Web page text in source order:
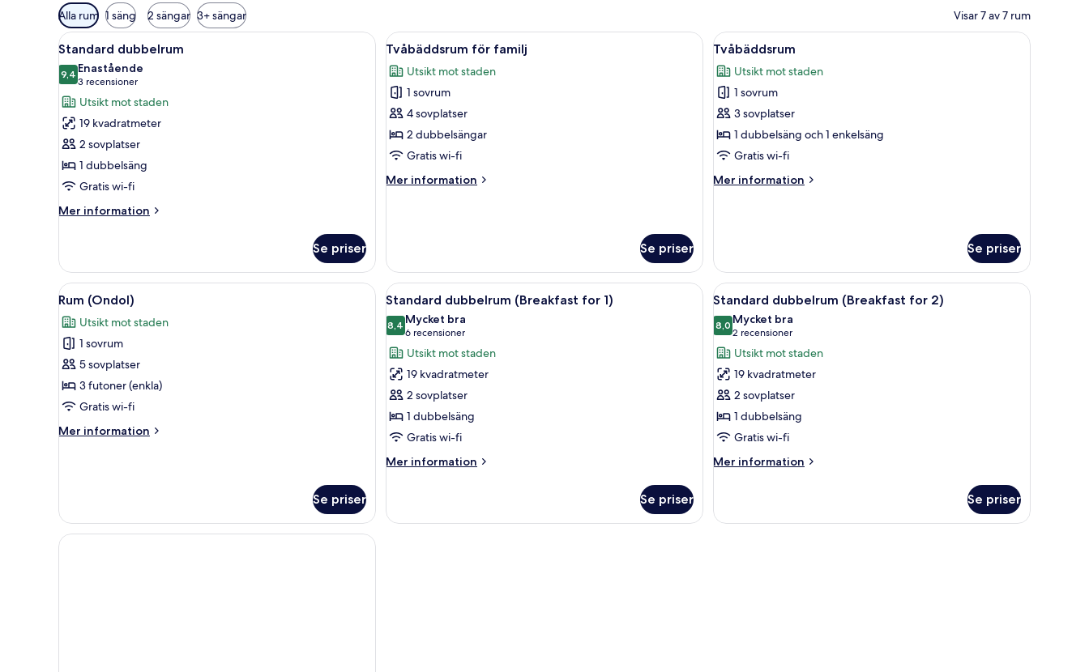
Tillgängliga
filter
för
rum
Alla rum 1 säng 2 sängar 3+ sängar Visar 7 av 7 rum
Öppna
alla
foton
för
Standard
dubbelrum
Ett hotellrum med en stor säng, ett nattduksbord med en lampa, en klädstång och en spegel.
4
Standard dubbelrum
9,49,4 av 10
Enastående
3 recensioner
(3 recensioner)
Utsikt mot staden
19 kvadratmeter
2 sovplatser
1 dubbelsäng
Gratis wi-fi
Mer information
Mer
dubbelrum
Se priser
Öppna
alla
foton
för
Tvåbäddsrum
för
familj
Ett hotellrum med två sängar, ett litet fönster och en telefon som är monterad på väggen.
2
Tvåbäddsrum för familj
Utsikt mot staden
1 sovrum
4 sovplatser
2 dubbelsängar
Gratis wi-fi
Mer information
Mer
Se priser
Öppna
alla
foton
för
Tvåbäddsrum
Tvåbäddsrum | Skrivbord,
2
Tvåbäddsrum
Utsikt mot staden
1 sovrum
3 sovplatser
1 dubbelsäng och 1 enkelsäng
Gratis wi-fi
Mer information
Mer
Se priser
Öppna
alla
foton
för
Rum
(Ondol)
Rum (Ondol) | Skrivbord, mörkläggningsgardiner, ljudisolering och gratis wi-fi
3
Rum (Ondol)
Utsikt mot staden
1 sovrum
5 sovplatser
3 futoner (enkla)
Gratis wi-fi
Mer information
Mer
Se priser
Öppna
alla
foton
för
Standard
dubbelrum
(Breakfast
for
1)
Skrivbord, mörkläggningsgardiner, ljudisolering och gratis wi-fi
2
Standard dubbelrum (Breakfast for 1)
8,48,4 av 10
Mycket bra
6 recensioner
(6 recensioner)
Utsikt mot staden
19 kvadratmeter
2 sovplatser
1 dubbelsäng
Gratis wi-fi
Mer information
Mer
dubbelrum
Se priser
Öppna
alla
foton
för
Standard
dubbelrum
(Breakfast
for
2)
Skrivbord, mörkläggningsgardiner,
3
Standard dubbelrum (Breakfast for 2)
8,08,0 av 10
Mycket bra
2 recensioner
(2 recensioner)
Utsikt mot staden
19 kvadratmeter
2 sovplatser
1 dubbelsäng
Gratis wi-fi
Mer information
Mer
dubbelrum
Se priser